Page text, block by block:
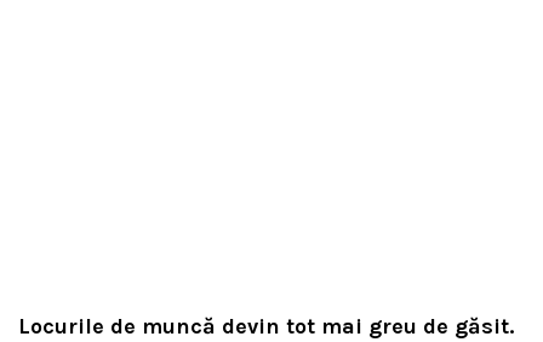
Locurile de muncă devin tot mai greu de găsit.